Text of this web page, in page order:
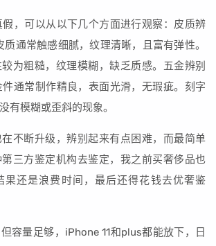
，可以从以下几个方面进行观察：皮质辨
通常触感细腻，纹理清晰，且富有弹性。
为粗糙，纹理模糊，缺乏质感。五金辨别
通常制作精良，表面光滑，无瑕疵。刻字
有模糊或歪斜的现象。
不断升级，辨别起来有点困难，而最简单
三方鉴定机构去鉴定，我之前买奢侈品也
果还是浪费时间，最后还得花钱去优奢鉴
容量足够，iPhone 11和plus都能放下，日